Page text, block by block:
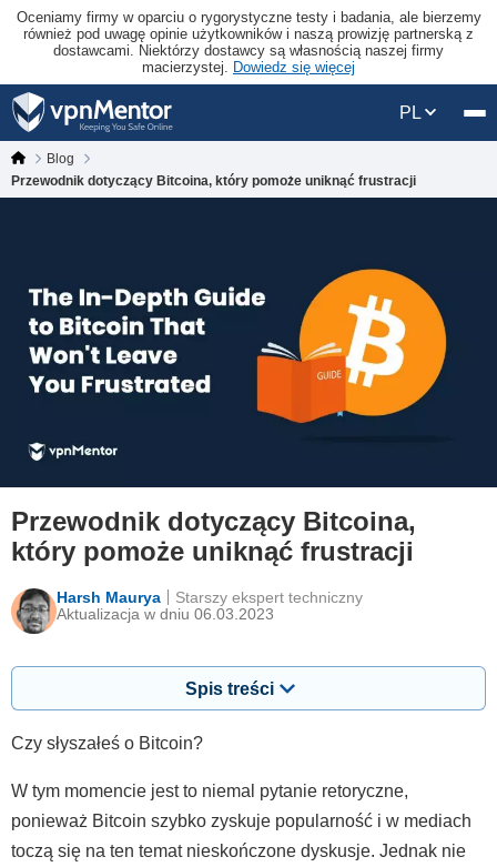
Oceniamy firmy w oparciu o rygorystyczne testy i badania, ale bierzemy
również pod uwagę opinie użytkowników i naszą prowizję partnerską z
dostawcami. Niektórzy dostawcy są własnością naszej firmy
macierzystej. Dowiedz się więcej
PL
Blog
Przewodnik dotyczący Bitcoina, który pomoże uniknąć frustracji
Przewodnik dotyczący Bitcoina,
który pomoże uniknąć frustracji
Harsh Maurya
Aktualizacja w dniu 06.03.2023
Starszy ekspert techniczny
Spis treści
Czy słyszałeś o Bitcoin?
W tym momencie jest to niemal pytanie retoryczne,
ponieważ Bitcoin szybko zyskuje popularność i w mediach
toczą się na ten temat nieskończone dyskusje. Jednak nie